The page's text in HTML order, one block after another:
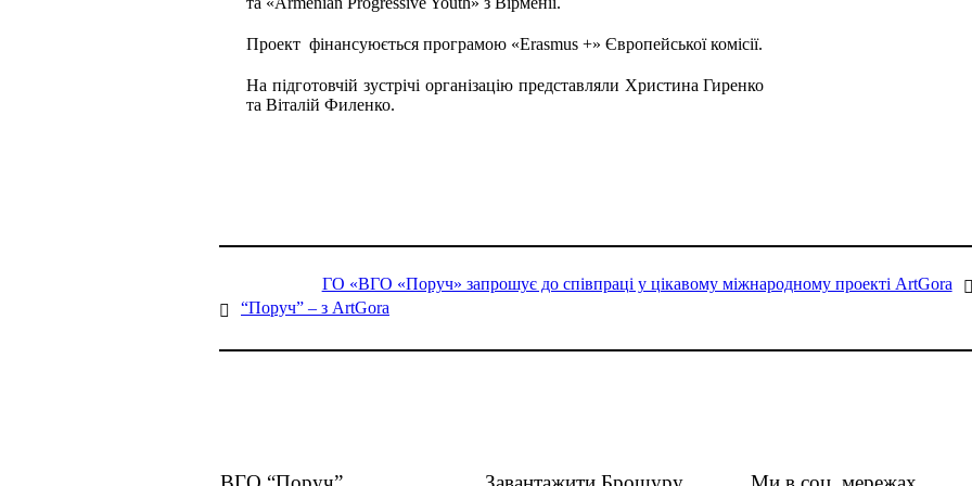
Проект фінансуюється програмою «Erasmus +» Європейської комісії.
На підготовчій зустрічі організацію представляли Христина Гиренко
та Віталій Филенко.
ГО «ВГО «Поруч» запрошує до співпраці у цікавому міжнародному проекті ArtGora
“Поруч” – з ArtGora